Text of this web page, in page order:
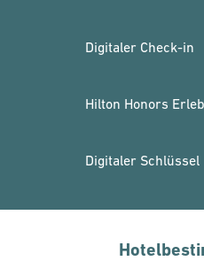
Digitaler Check-in
Hilton Honors
Digitaler Schlüssel